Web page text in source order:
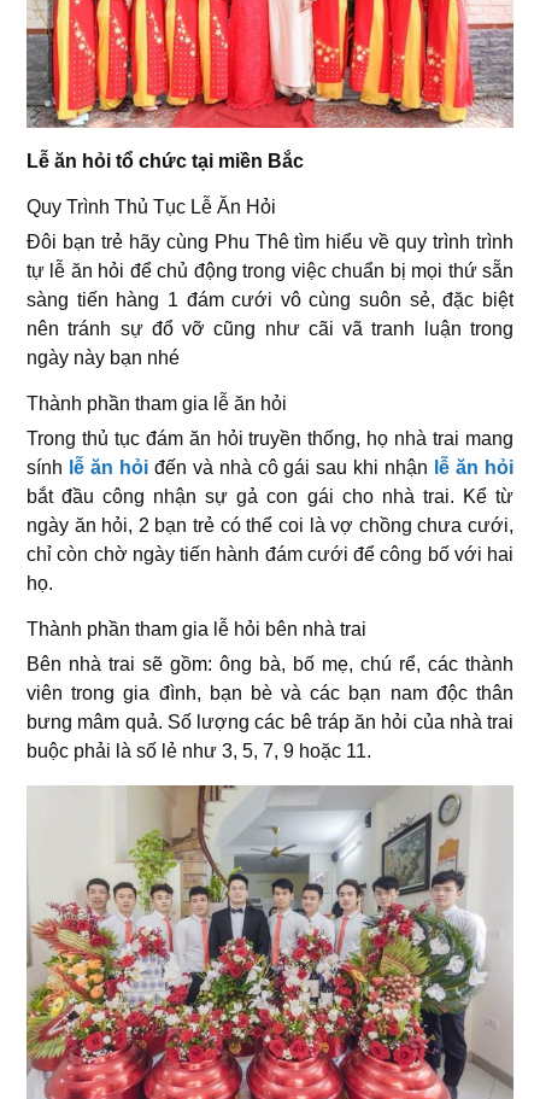
Lễ ăn hỏi tổ chức tại miền Bắc
Quy Trình Thủ Tục Lễ Ăn Hỏi
Đôi bạn trẻ hãy cùng Phu Thê tìm hiểu về quy trình trình
tự lễ ăn hỏi để chủ động trong việc chuẩn bị mọi thứ sẵn
sàng tiến hàng 1 đám cưới vô cùng suôn sẻ, đặc biệt
nên tránh sự đổ vỡ cũng như cãi vã tranh luận trong
ngày này bạn nhé
Thành phần tham gia lễ ăn hỏi
Trong thủ tục đám ăn hỏi truyền thống, họ nhà trai mang
sính lễ ăn hỏiđến và nhà cô gái sau khi nhận lễ ăn hỏi
bắt đầu công nhận sự gả con gái cho nhà trai. Kể từ
ngày ăn hỏi, 2 bạn trẻ có thể coi là vợ chồng chưa cưới,
chỉ còn chờ ngày tiến hành đám cưới để công bố với hai
họ.
Thành phần tham gia lễ hỏi bên nhà trai
Bên nhà trai sẽ gồm: ông bà, bố mẹ, chú rể, các thành
viên trong gia đình, bạn bè và các bạn nam độc thân
bưng mâm quả. Số lượng các bê tráp ăn hỏi của nhà trai
buộc phải là số lẻ như 3, 5, 7, 9 hoặc 11.